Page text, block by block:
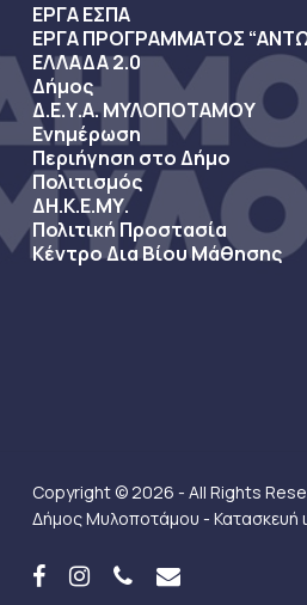
ΕΡΓΑ ΕΣΠΑ
ΕΡΓΑ ΠΡΟΓΡΑΜΜΑΤΟΣ
ΕΛΛΑΔΑ 2.0
Δήμος
Δ.Ε.Υ.Α. ΜΥΛΟΠΟΤΑΜΟΥ
Ενημέρωση
Περιήγηση στο Δήμο
Πολιτισμός
ΔΗ.Κ.Ε.ΜΥ.
Πολιτική Προστασία
Κέντρο Δια Βίου Μάθησης
Copyright © 2026 - All Rights
Δήμος Μυλοποτάμου - Κατασκευή
facebookinstagramphoneemail